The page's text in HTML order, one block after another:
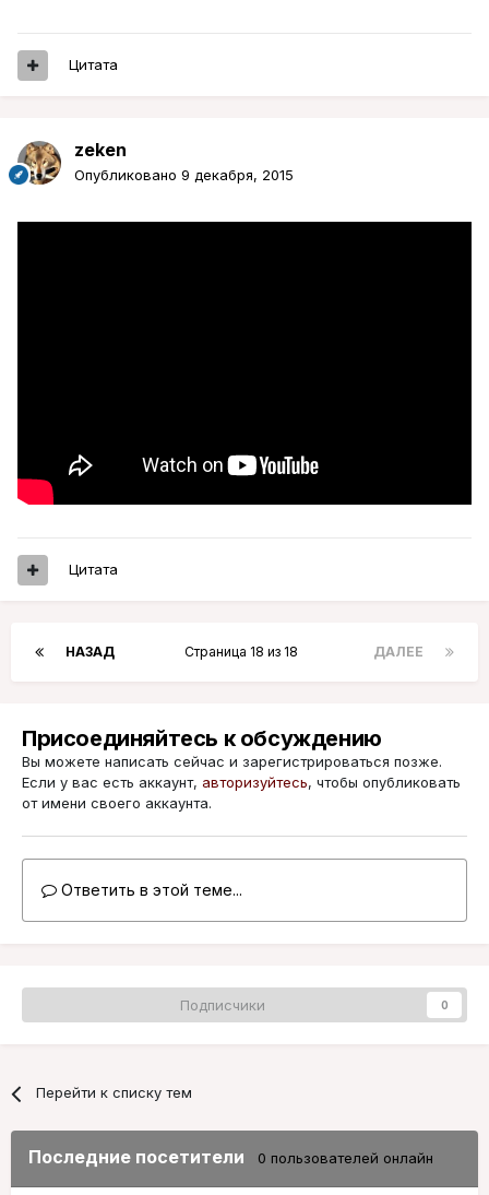
Цитата
zeken
Опубликовано 9 декабря, 2015
Цитата
НАЗАД ДАЛЕЕ
Страница 18 из 18
Присоединяйтесь к обсуждению
Вы можете написать сейчас и зарегистрироваться позже.
Если у вас есть аккаунт, авторизуйтесь, чтобы опубликовать
от имени своего аккаунта.
Ответить в этой теме...
Подписчики 0
Перейти к списку тем
Последние посетители 0 пользователей онлайн